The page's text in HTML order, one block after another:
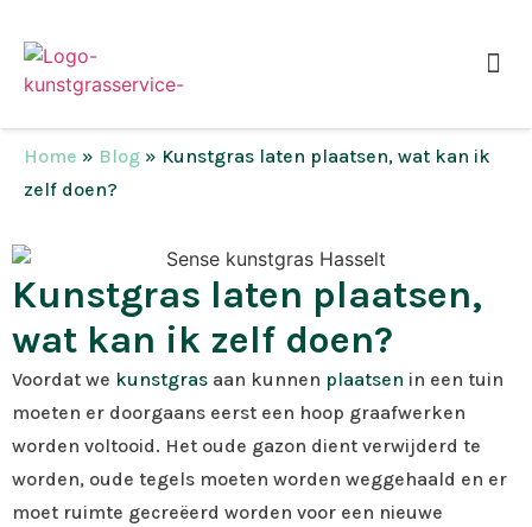
Home » Blog » Kunstgras laten plaatsen, wat kan ik
zelf doen?
Kunstgras laten plaatsen,
wat kan ik zelf doen?
Voordat we kunstgras aan kunnen plaatsen in een tuin
moeten er doorgaans eerst een hoop graafwerken
worden voltooid. Het oude gazon dient verwijderd te
worden, oude tegels moeten worden weggehaald en er
moet ruimte gecreëerd worden voor een nieuwe